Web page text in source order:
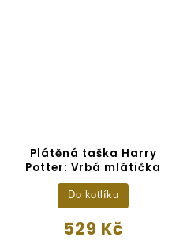
Plátěná taška Harry
Potter: Vrbá mlátička
529 Kč
Do kotlíku